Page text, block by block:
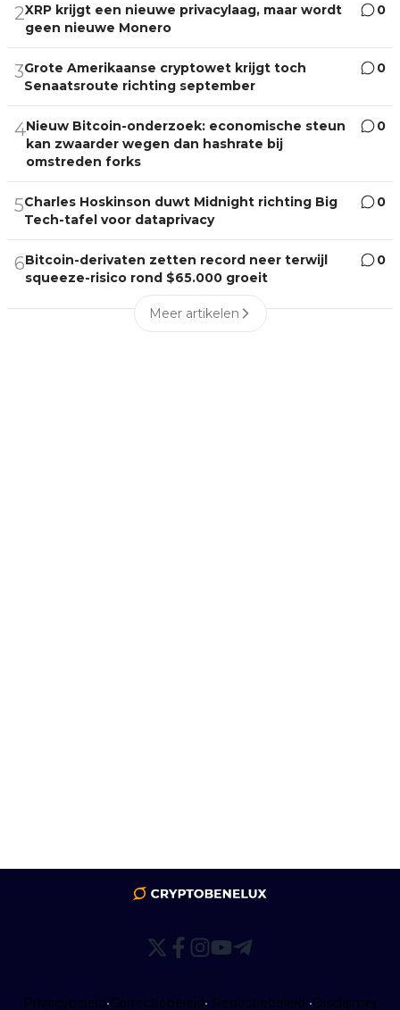
2XRP krijgt een nieuwe privacylaag, maar wordt
geen nieuwe Monero
0
3Grote Amerikaanse cryptowet krijgt toch
Senaatsroute richting september
0
4Nieuw Bitcoin-onderzoek: economische steun
kan zwaarder wegen dan hashrate bij
omstreden forks
0
5Charles Hoskinson duwt Midnight richting Big
Tech-tafel voor dataprivacy
0
6Bitcoin-derivaten zetten record neer terwijl
squeeze-risico rond $65.000 groeit
0
Meer artikelen
Privacybeleid•Correctiebeleid• Redactiebeleid •Disclaimer